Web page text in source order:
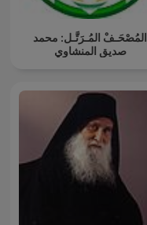
المُصْحَـفْ المُـرَتَّـل: محمد
صديق المنشاوي